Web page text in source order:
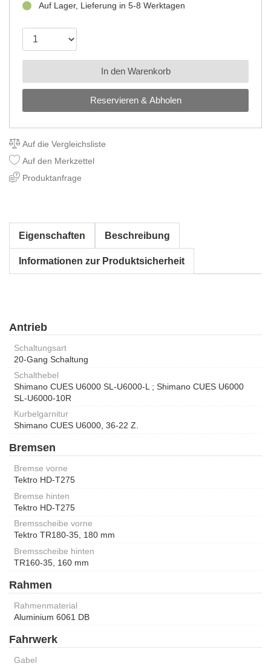
Reservieren & Abholen
Auf Lager, Lieferung in 5-8 Werktagen
In den Warenkorb
Auf die Vergleichsliste
Auf den Merkzettel
Produktanfrage
Eigenschaften Beschreibung
Informationen zur Produktsicherheit
Antrieb
Schaltungsart
20-Gang Schaltung
Schalthebel
Shimano CUES U6000 SL-U6000-L ; Shimano CUES U6000
SL-U6000-10R
Kurbelgarnitur
Shimano CUES U6000, 36-22 Z.
Bremsen
Bremse vorne
Tektro HD-T275
Bremse hinten
Tektro HD-T275
Bremsscheibe vorne
Tektro TR180-35, 180 mm
Bremsscheibe hinten
TR160-35, 160 mm
Rahmen
Rahmenmaterial
Aluminium 6061 DB
Fahrwerk
Gabel